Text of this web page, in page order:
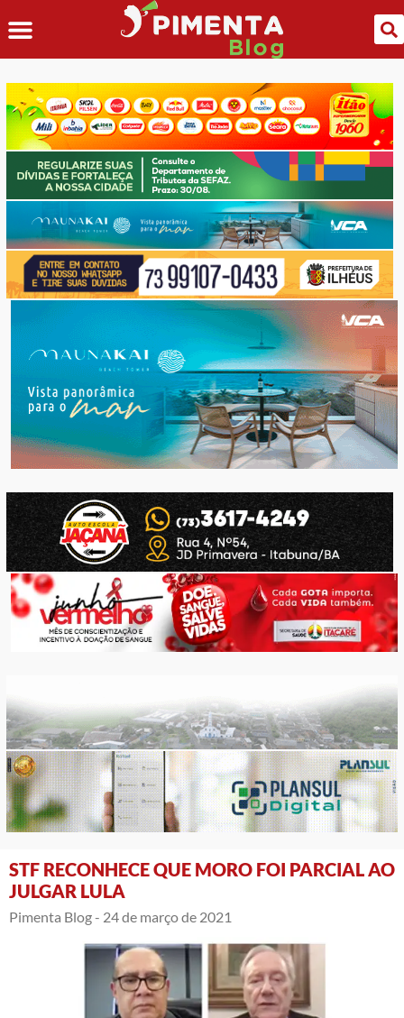
STF RECONHECE QUE MORO FOI PARCIAL AO
JULGAR LULA
Pimenta Blog - 24 de março de 2021